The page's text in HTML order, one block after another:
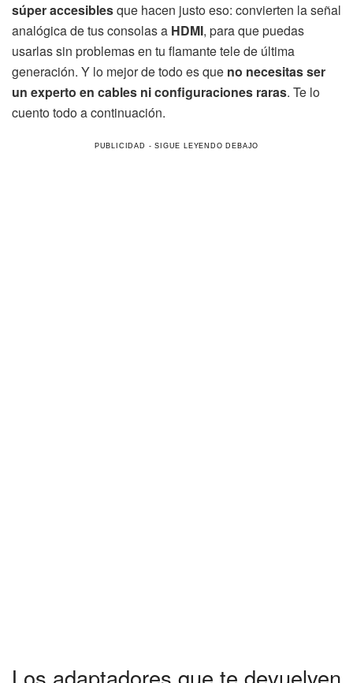
súper accesiblesque hacen justo eso: convierten la señal
analógica de tus consolas a HDMI, para que puedas
usarlas sin problemas en tu flamante tele de última
generación. Y lo mejor de todo es que no necesitas ser
un experto en cables ni configuraciones raras. Te lo
cuento todo a continuación.
Los adaptadores que te devuelven